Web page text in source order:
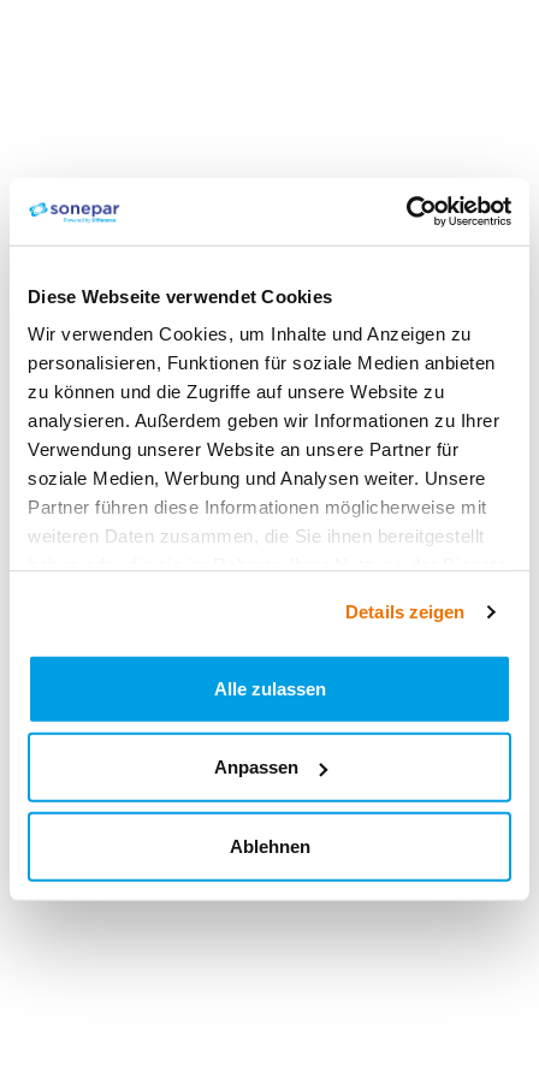
Diese Webseite verwendet Cookies
Wir verwenden Cookies, um Inhalte und Anzeigen zu
personalisieren, Funktionen für soziale Medien anbieten
zu können und die Zugriffe auf unsere Website zu
analysieren. Außerdem geben wir Informationen zu Ihrer
Verwendung unserer Website an unsere Partner für
soziale Medien, Werbung und Analysen weiter. Unsere
Partner führen diese Informationen möglicherweise mit
weiteren Daten zusammen, die Sie ihnen bereitgestellt
Details zeigen
Alle zulassen
Anpassen
Ablehnen